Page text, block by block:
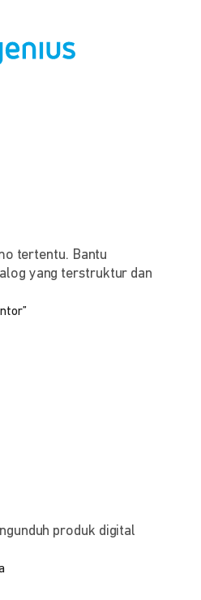
tertentu. Bantu
yang terstruktur dan
produk digital